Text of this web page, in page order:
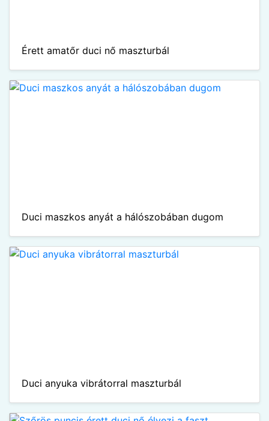
Érett amatőr duci nő maszturbál
Duci maszkos anyát a hálószobában dugom
Duci anyuka vibrátorral maszturbál